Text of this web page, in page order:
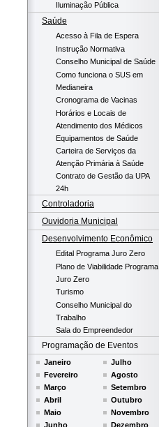
Iluminação Pública
Saúde
Acesso à Fila de Espera
Instrução Normativa
Conselho Municipal de Saúde
Como funciona o SUS em
Medianeira
Cronograma de Vacinas
Horários e Locais de
Atendimento dos Médicos
Equipamentos de Saúde
Carteira de Serviços da
Atenção Primária à Saúde
Contrato de Gestão da UPA
24h
Controladoria
Ouvidoria Municipal
Desenvolvimento Econômico
Edital Programa Juro Zero
Plano de Viabilidade Programa
Juro Zero
Turismo
Conselho Municipal do
Trabalho
Sala do Empreendedor
Programação de Eventos
Janeiro
Fevereiro
Março
Abril
Maio
Junho
Julho
Agosto
Setembro
Outubro
Novembro
Dezembro